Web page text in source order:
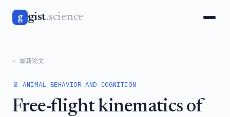
g gist.science
← 最新论文
📄 ANIMAL BEHAVIOR AND COGNITION
Free-flight kinematics of